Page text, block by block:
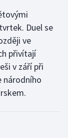
Duel se
ve
přivítají
v září při
národního